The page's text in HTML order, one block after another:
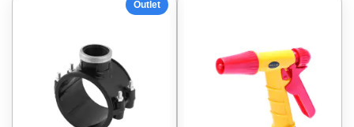
Outlet